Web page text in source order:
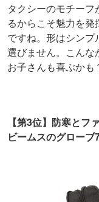
タクシーのモチー
るからこそ魅力を
ですね。形はシン
選びません。こんな
お子さんも喜ぶかも
【第3位】防寒と
ビームスのグローブ